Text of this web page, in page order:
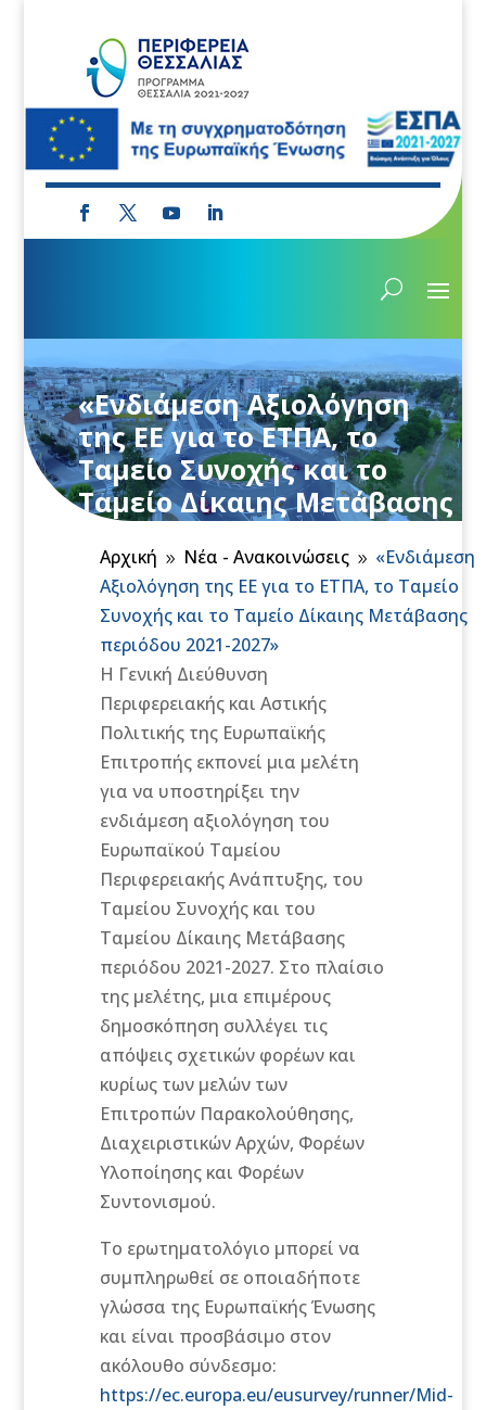
«Ενδιάμεση Αξιολόγηση
της ΕΕ για το ΕΤΠΑ, το
Ταμείο Συνοχής και το
Ταμείο Δίκαιης Μετάβασης
περιόδου 2021-2027»
Αρχική 9 Νέα - Ανακοινώσεις 9 «Ενδιάμεση
Αξιολόγηση της ΕΕ για το ΕΤΠΑ, το Ταμείο
Συνοχής και το Ταμείο Δίκαιης Μετάβασης
περιόδου 2021-2027»
Η Γενική Διεύθυνση
Περιφερειακής και Αστικής
Πολιτικής της Ευρωπαϊκής
Επιτροπής εκπονεί μια μελέτη
για να υποστηρίξει την
ενδιάμεση αξιολόγηση του
Ευρωπαϊκού Ταμείου
Περιφερειακής Ανάπτυξης, του
Ταμείου Συνοχής και του
Ταμείου Δίκαιης Μετάβασης
περιόδου 2021-2027. Στο πλαίσιο
της μελέτης, μια επιμέρους
δημοσκόπηση συλλέγει τις
απόψεις σχετικών φορέων και
κυρίως των μελών των
Επιτροπών Παρακολούθησης,
Διαχειριστικών Αρχών, Φορέων
Υλοποίησης και Φορέων
Συντονισμού.
Το ερωτηματολόγιο μπορεί να
συμπληρωθεί σε οποιαδήποτε
γλώσσα της Ευρωπαϊκής Ένωσης
και είναι προσβάσιμο στον
ακόλουθο σύνδεσμο:
https://ec.europa.eu/eusurvey/runner/Mid-